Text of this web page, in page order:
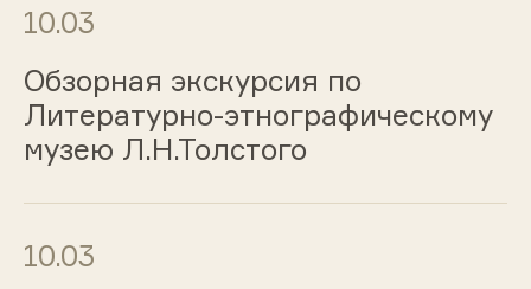
10.03
Обзорная экскурсия по
Литературно-этнографическому
музею Л.Н.Толстого
10.03